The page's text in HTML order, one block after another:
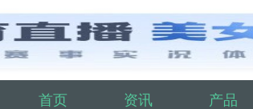
首页 资讯 产品